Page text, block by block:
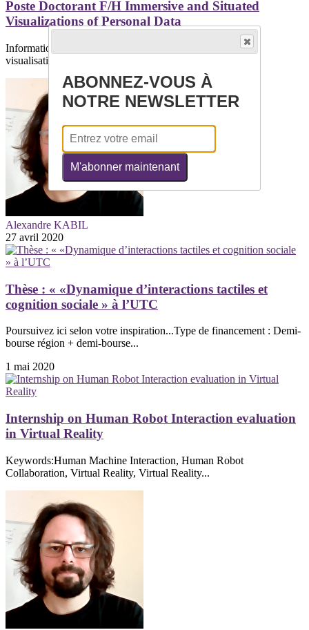
Poste Doctorant F/H Immersive and Situated
Visualizations of Personal Data
Informations généralesThème/Domaine : Interaction et
visualisationInstrumentation et...
Alexandre KABIL
27 avril 2020
Thèse : « «Dynamique d’interactions tactiles et
cognition sociale » à l’UTC
Poursuivez ici selon votre inspiration...Type de financement : Demi-
bourse région + demi-bourse...
1 mai 2020
Internship on Human Robot Interaction evaluation
in Virtual Reality
Keywords:Human Machine Interaction, Human Robot
Collaboration, Virtual Reality, Virtual Reality...
ABONNEZ-VOUS À
NOTRE NEWSLETTER
M'abonner maintenant